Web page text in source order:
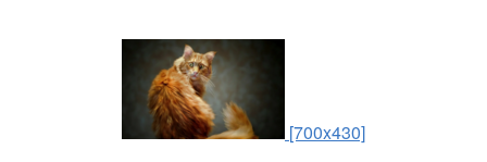
[700x430]